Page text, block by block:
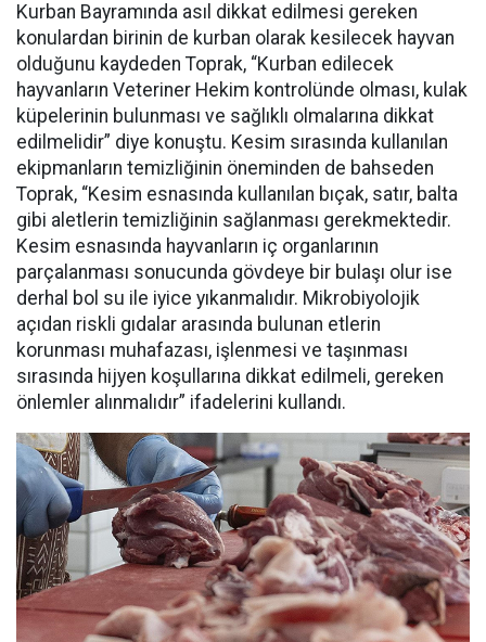
Kurban Bayramında asıl dikkat edilmesi gereken
konulardan birinin de kurban olarak kesilecek hayvan
olduğunu kaydeden Toprak, “Kurban edilecek
hayvanların Veteriner Hekim kontrolünde olması, kulak
küpelerinin bulunması ve sağlıklı olmalarına dikkat
edilmelidir” diye konuştu. Kesim sırasında kullanılan
ekipmanların temizliğinin öneminden de bahseden
Toprak, “Kesim esnasında kullanılan bıçak, satır, balta
gibi aletlerin temizliğinin sağlanması gerekmektedir.
Kesim esnasında hayvanların iç organlarının
parçalanması sonucunda gövdeye bir bulaşı olur ise
derhal bol su ile iyice yıkanmalıdır. Mikrobiyolojik
açıdan riskli gıdalar arasında bulunan etlerin
korunması muhafazası, işlenmesi ve taşınması
sırasında hijyen koşullarına dikkat edilmeli, gereken
önlemler alınmalıdır” ifadelerini kullandı.